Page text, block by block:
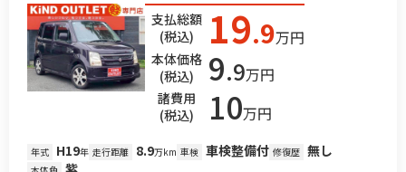
支払総額
(税込)
19.9万円
本体価格
(税込)
9.9万円
諸費用
(税込)
10万円
年式 H19年 走行距離 8.9万km 車検 車検整備付 修復歴 無し
紫